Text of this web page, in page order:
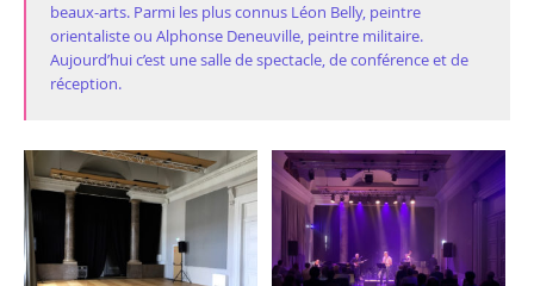
beaux-arts. Parmi les plus connus Léon Belly, peintre
orientaliste ou Alphonse Deneuville, peintre militaire.
Aujourd’hui c’est une salle de spectacle, de conférence et de
réception.